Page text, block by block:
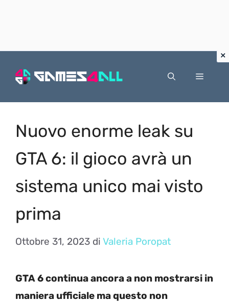
Menu
Nuovo enorme leak su
GTA 6: il gioco avrà un
sistema unico mai visto
prima
Ottobre 31, 2023 di Valeria Poropat
GTA 6 continua ancora a non mostrarsi in
maniera ufficiale ma questo non